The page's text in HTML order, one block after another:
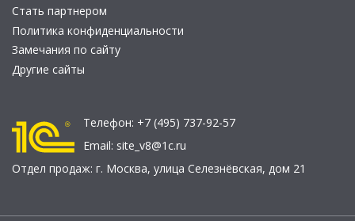
Стать партнером
Политика конфиденциальности
Замечания по сайту
Другие сайты
Телефон: +7 (495) 737-92-57
Email: site_v8@1c.ru
Отдел продаж: г. Москва, улица Селезнёвская, дом 21